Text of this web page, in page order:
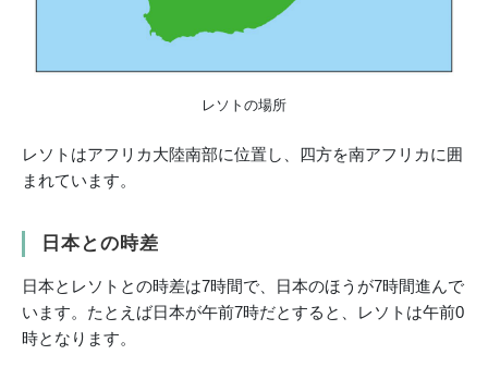
レソトの場所
レソトはアフリカ大陸南部に位置し、四方を南アフリカに囲
まれています。
日本との時差
日本とレソトとの時差は7時間で、日本のほうが7時間進んで
います。たとえば日本が午前7時だとすると、レソトは午前0
時となります。